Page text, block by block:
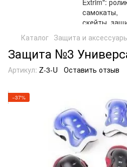
Каталог Защита и
Защита №3
Артикул: Z-3-U Оставить отзыв
−37%